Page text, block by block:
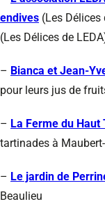
endives (Les
(Les Délices de
– Bianca et Jean-
pour leurs jus de
– La Ferme du Haut
tartinades à
– Le jardin de
Beaulieu